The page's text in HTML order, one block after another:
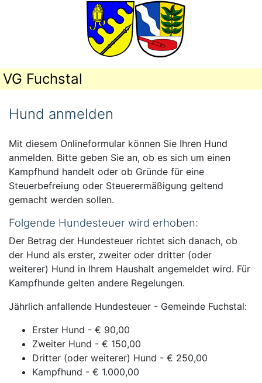
VG Fuchstal
Hund anmelden
Mit diesem Onlineformular können Sie Ihren Hund
anmelden. Bitte geben Sie an, ob es sich um einen
Kampfhund handelt oder ob Gründe für eine
Steuerbefreiung oder Steuerermäßigung geltend
gemacht werden sollen.
Folgende Hundesteuer wird erhoben:
Der Betrag der Hundesteuer richtet sich danach, ob
der Hund als erster, zweiter oder dritter (oder
weiterer) Hund in Ihrem Haushalt angemeldet wird. Für
Kampfhunde gelten andere Regelungen.
Jährlich anfallende Hundesteuer - Gemeinde Fuchstal:
Erster Hund - € 90,00
Zweiter Hund - € 150,00
Dritter (oder weiterer) Hund - € 250,00
Kampfhund - € 1.000,00